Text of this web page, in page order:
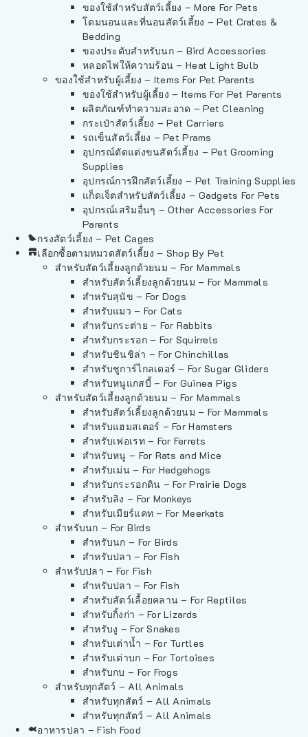
ของใช้สำหรับสัตว์เลี้ยง – More For Pets
โดมนอนและที่นอนสัตว์เลี้ยง – Pet Crates &
Bedding
ของประดับสำหรับนก – Bird Accessories
หลอดไฟให้ความร้อน – Heat Light Bulb
ของใช้สำหรับผู้เลี้ยง – Items For Pet Parents
ของใช้สำหรับผู้เลี้ยง – Items For Pet Parents
ผลิตภัณฑ์ทำความสะอาด – Pet Cleaning
กระเป๋าสัตว์เลี้ยง – Pet Carriers
รถเข็นสัตว์เลี้ยง – Pet Prams
อุปกรณ์ตัดแต่งขนสัตว์เลี้ยง – Pet Grooming
Supplies
อุปกรณ์การฝึกสัตว์เลี้ยง – Pet Training Supplies
แก็ดเจ็ตสำหรับสัตว์เลี้ยง – Gadgets For Pets
อุปกรณ์เสริมอื่นๆ – Other Accessories For
Parents
กรงสัตว์เลี้ยง – Pet Cages
เลือกซื้อตามหมวดสัตว์เลี้ยง – Shop By Pet
สำหรับสัตว์เลี้ยงลูกด้วยนม – For Mammals
สำหรับสัตว์เลี้ยงลูกด้วยนม – For Mammals
สำหรับสุนัข – For Dogs
สำหรับแมว – For Cats
สำหรับกระต่าย – For Rabbits
สำหรับกระรอก – For Squirrels
สำหรับชินชิล่า – For Chinchillas
สำหรับชูการ์ไกลเดอร์ – For Sugar Gliders
สำหรับหนูแกสบี้ – For Guinea Pigs
สำหรับสัตว์เลี้ยงลูกด้วยนม – For Mammals
สำหรับสัตว์เลี้ยงลูกด้วยนม – For Mammals
สำหรับแฮมสเตอร์ – For Hamsters
สำหรับเฟอเรท – For Ferrets
สำหรับหนู – For Rats and Mice
สำหรับเม่น – For Hedgehogs
สำหรับกระรอกดิน – For Prairie Dogs
สำหรับลิง – For Monkeys
สำหรับเมียร์แคท – For Meerkats
สำหรับนก – For Birds
สำหรับนก – For Birds
สำหรับปลา – For Fish
สำหรับปลา – For Fish
สำหรับปลา – For Fish
สำหรับสัตว์เลื้อยคลาน – For Reptiles
สำหรับกิ้งก่า – For Lizards
สำหรับงู – For Snakes
สำหรับเต่าน้ำ – For Turtles
สำหรับเต่าบก – For Tortoises
สำหรับกบ – For Frogs
สำหรับทุกสัตว์ – All Animals
สำหรับทุกสัตว์ – All Animals
สำหรับทุกสัตว์ – All Animals
อาหารปลา – Fish Food